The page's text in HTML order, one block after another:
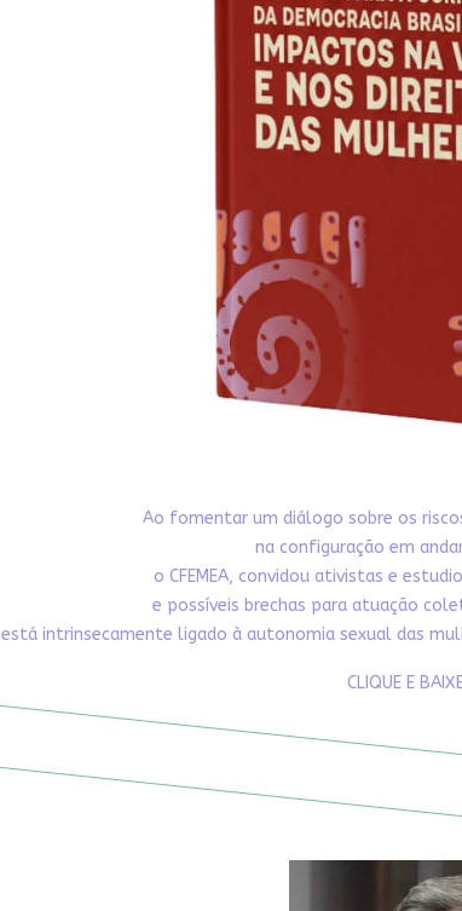
Ao fomentar um diálogo sobre os
na configuração em
o CFEMEA, convidou ativistas e
e possíveis brechas para atuação
está intrinsecamente ligado à autonomia sexual das
CLIQUE E